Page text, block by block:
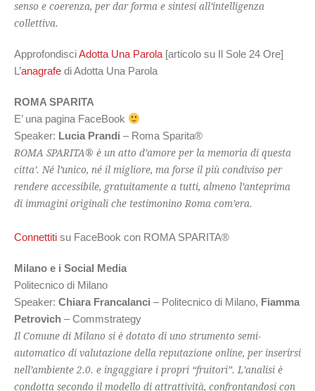
senso e coerenza, per dar forma e sintesi all’intelligenza
collettiva.
ApprofondisciAdotta Una Parola [articolo su Il Sole 24 Ore]
L’anagrafe di Adotta Una Parola
ROMA SPARITA
E’ una pagina FaceBook
Speaker: Lucia Prandi – Roma Sparita®
ROMA SPARITA® è un atto d’amore per la memoria di questa
citta’. Né l’unico, né il migliore, ma forse il più condiviso per
rendere accessibile, gratuitamente a tutti, almeno l’anteprima
di immagini originali che testimonino Roma com’era.
Connettiti su FaceBook con ROMA SPARITA®
Milano e i Social Media
Politecnico di Milano
Speaker: Chiara Francalanci – Politecnico di Milano, Fiamma
Petrovich – Commstrategy
Il Comune di Milano si è dotato di uno strumento semi-
automatico di valutazione della reputazione online, per inserirsi
nell’ambiente 2.0. e ingaggiare i propri “fruitori”. L’analisi è
condotta secondo il modello di attrattività, confrontandosi con